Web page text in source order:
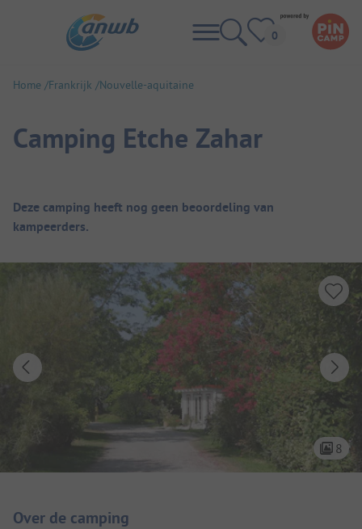
Home Frankrijk Nouvelle-aquitaine
Camping Etche Zahar
Camping overzicht
Deze camping heeft nog geen beoordeling van
kampeerders.
8
Over de camping